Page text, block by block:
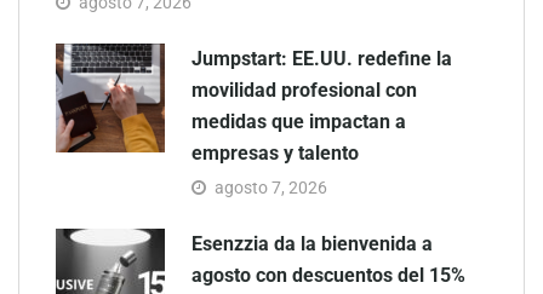
Jumpstart: EE.UU. redefine la
movilidad profesional con
medidas que impactan a
empresas y talento
agosto 7, 2026
Esenzzia da la bienvenida a
agosto con descuentos del 15%